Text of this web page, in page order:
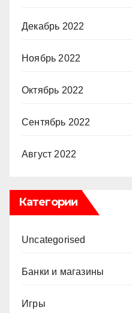
Декабрь 2022
Ноябрь 2022
Октябрь 2022
Сентябрь 2022
Август 2022
Категории
Uncategorised
Банки и магазины
Игры